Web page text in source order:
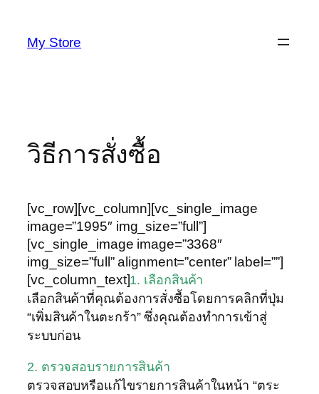
content
My Store
วิธีการสั่งซื้อ
[vc_row][vc_column][vc_single_image
image=”1995″ img_size=”full”]
[vc_single_image image=”3368″
img_size=”full” alignment=”center” label=””]
[vc_column_text]1. เลือกสินค้า
เลือกสินค้าที่คุณต้องการสั่งซื้อโดยการคลิกที่ปุ่ม
“เพิ่มสินค้าในตะกร้า” ซึ่งคุณต้องทำการเข้าสู่
ระบบก่อน
2. ตรวจสอบรายการสินค้า
ตรวจสอบหรือแก้ไขรายการสินค้าในหน้า “ตระ